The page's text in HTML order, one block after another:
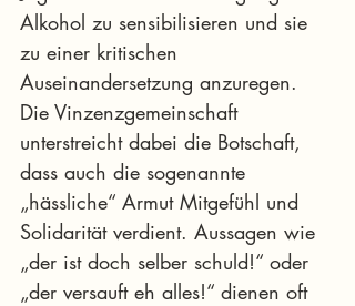
Alkohol zu sensibilisieren und sie
zu einer kritischen
Auseinandersetzung anzuregen.
Die Vinzenzgemeinschaft
unterstreicht dabei die Botschaft,
dass auch die sogenannte
„hässliche“ Armut Mitgefühl und
Solidarität verdient. Aussagen wie
„der ist doch selber schuld!“ oder
„der versauft eh alles!“ dienen oft